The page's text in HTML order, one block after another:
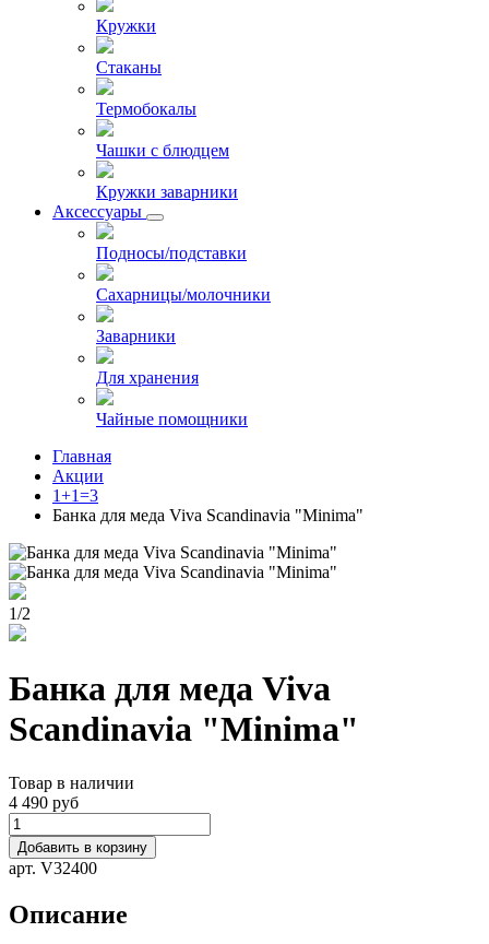
Кружки
Стаканы
Термобокалы
Чашки с блюдцем
Кружки заварники
Аксессуары
Подносы/подставки
Сахарницы/молочники
Заварники
Для хранения
Чайные помощники
Главная
Акции
1+1=3
Банка для меда Viva Scandinavia "Minima"
1/2
Банка для меда Viva
Scandinavia "Minima"
Товар в наличии
4 490 руб
Добавить в корзину
арт. V32400
Описание